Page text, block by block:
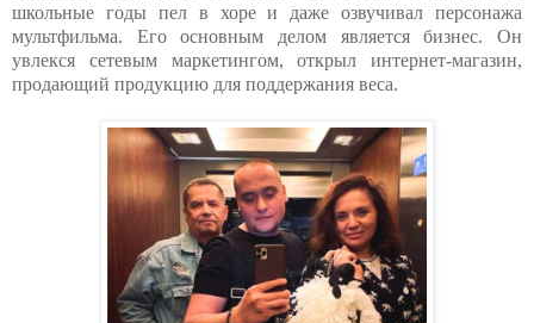
школьные годы пел в хоре и даже озвучивал персонажа
мультфильма. Его основным делом является бизнес. Он
увлекся сетевым маркетингом, открыл интернет-магазин,
продающий продукцию для поддержания веса.